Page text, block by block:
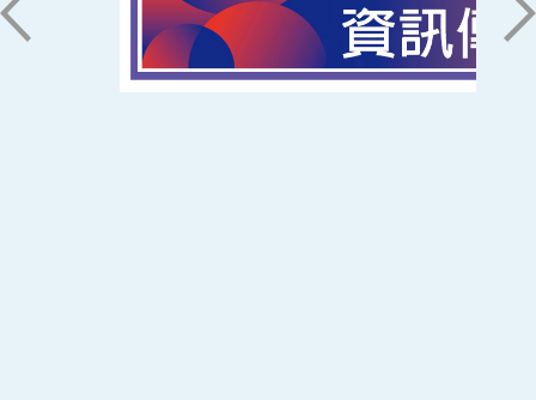
ic@stust.edu.tw
辦公時間